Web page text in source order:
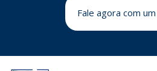
Fale agora com